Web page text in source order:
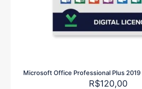
Microsoft Office Professional Plus 2019
R$120,00